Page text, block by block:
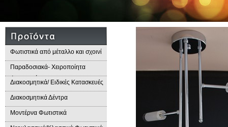
Φωτιστικά από μέταλλο και σχοινί
Παραδοσιακά- Χειροποίητα
Φωτιστικά
Διακοσμητικά/ Ειδικές Κατασκευές
Διακοσμητικά Δέντρα
Μοντέρνα Φωτιστικά